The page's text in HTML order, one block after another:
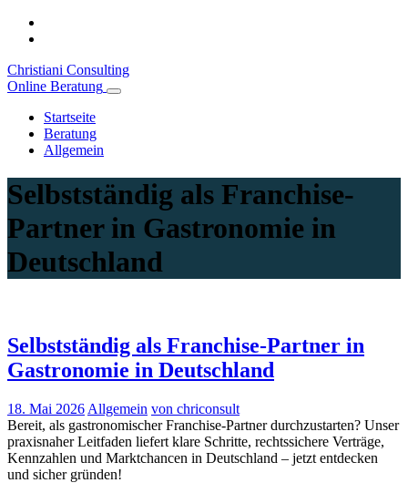
Christiani Consulting
Online Beratung
Startseite
Beratung
Allgemein
Selbstständig als Franchise-
Partner in Gastronomie in
Deutschland
Selbstständig als Franchise-Partner in
Gastronomie in Deutschland
18. Mai 2026 Allgemein von chriconsult
Bereit, als gastronomischer Franchise-Partner durchzustarten? Unser
praxisnaher Leitfaden liefert klare Schritte, rechtssichere Verträge,
Kennzahlen und Marktchancen in Deutschland – jetzt entdecken
und sicher gründen!